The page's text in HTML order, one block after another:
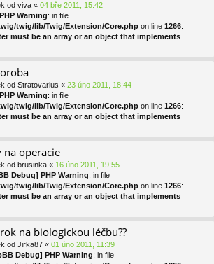
od viva « 04 bře 2011, 15:42
Warning: in file
twig/lib/Twig/Extension/Core.php on line 1266:
must be an array or an object that implements
od Stratovarius « 23 úno 2011, 18:44
Warning: in file
twig/lib/Twig/Extension/Core.php on line 1266:
must be an array or an object that implements
na operacie
od brusinka « 16 úno 2011, 19:55
Debug] PHP Warning: in file
twig/lib/Twig/Extension/Core.php on line 1266:
must be an array or an object that implements
na biologickou léčbu??
od Jirka87 « 01 úno 2011, 11:39
Debug] PHP Warning: in file